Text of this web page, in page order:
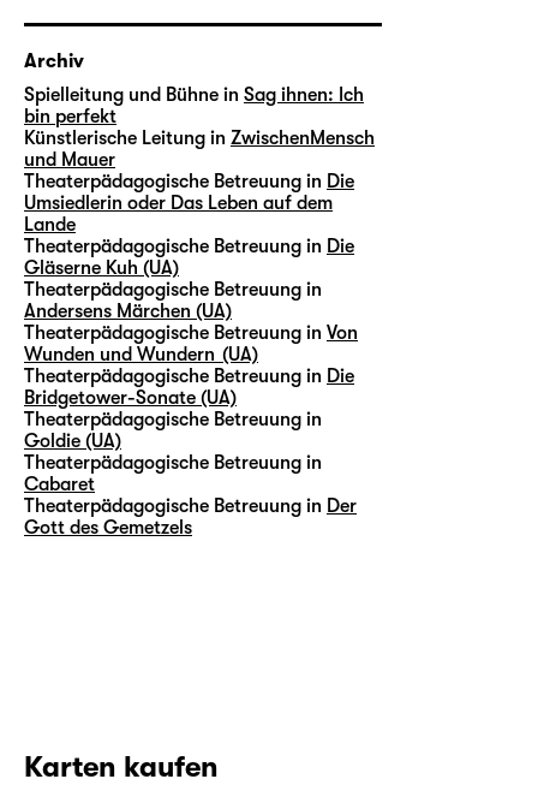
Archiv
Spielleitung und Bühne in Sag ihnen: Ich
bin perfekt
Künstlerische Leitung in ZwischenMensch
und Mauer
Theaterpädagogische Betreuung in Die
Umsiedlerin oder Das Leben auf dem
Lande
Theaterpädagogische Betreuung in Die
Gläserne Kuh (UA)
Theaterpädagogische Betreuung in
Andersens Märchen (UA)
Theaterpädagogische Betreuung in Von
Wunden und Wundern (UA)
Theaterpädagogische Betreuung in Die
Bridgetower-Sonate (UA)
Theaterpädagogische Betreuung in
Goldie (UA)
Theaterpädagogische Betreuung in
Cabaret
Theaterpädagogische Betreuung in Der
Gott des Gemetzels
Karten kaufen